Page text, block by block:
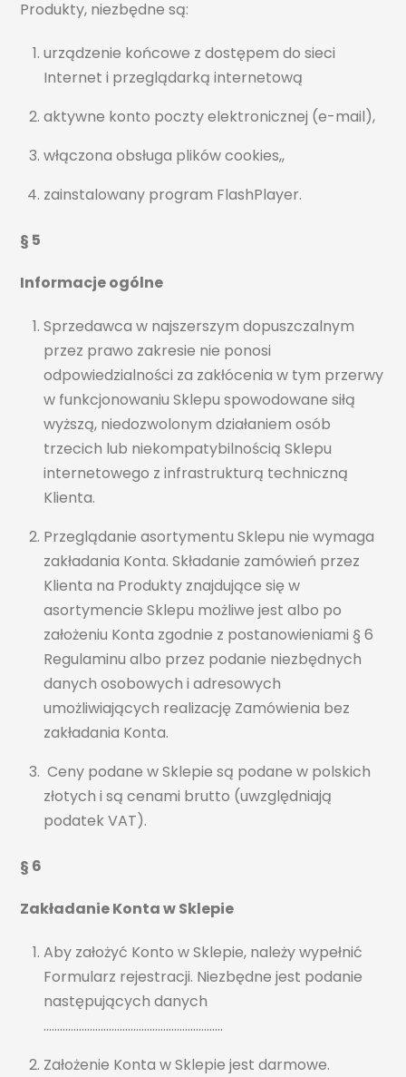
Produkty, niezbędne są:
urządzenie końcowe z dostępem do sieci
Internet i przeglądarką internetową
aktywne konto poczty elektronicznej (e-mail),
włączona obsługa plików cookies,,
zainstalowany program FlashPlayer.
§ 5
Informacje ogólne
Sprzedawca w najszerszym dopuszczalnym
przez prawo zakresie nie ponosi
odpowiedzialności za zakłócenia w tym przerwy
w funkcjonowaniu Sklepu spowodowane siłą
wyższą, niedozwolonym działaniem osób
trzecich lub niekompatybilnością Sklepu
internetowego z infrastrukturą techniczną
Klienta.
Przeglądanie asortymentu Sklepu nie wymaga
zakładania Konta. Składanie zamówień przez
Klienta na Produkty znajdujące się w
asortymencie Sklepu możliwe jest albo po
założeniu Konta zgodnie z postanowieniami § 6
Regulaminu albo przez podanie niezbędnych
danych osobowych i adresowych
umożliwiających realizację Zamówienia bez
zakładania Konta.
Ceny podane w Sklepie są podane w polskich
złotych i są cenami brutto (uwzględniają
podatek VAT).
§ 6
Zakładanie Konta w Sklepie
Aby założyć Konto w Sklepie, należy wypełnić
Formularz rejestracji. Niezbędne jest podanie
następujących danych
…………………………………………………………
Założenie Konta w Sklepie jest darmowe.